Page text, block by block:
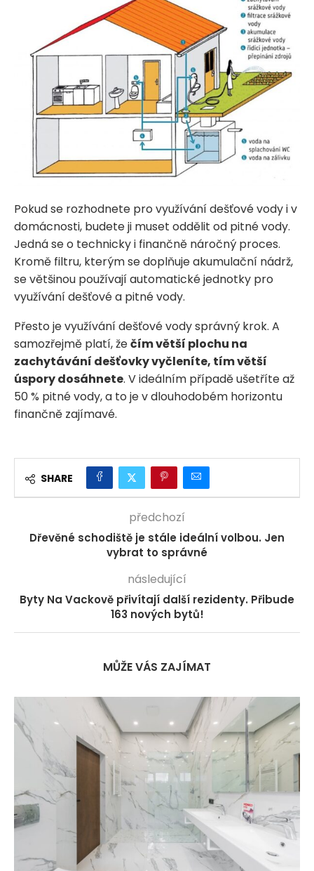
Pokud se rozhodnete pro využívání dešťové vody i v
domácnosti, budete ji muset oddělit od pitné vody.
Jedná se o technicky i finančně náročný proces.
Kromě filtru, kterým se doplňuje akumulační nádrž,
se většinou používají automatické jednotky pro
využívání dešťové a pitné vody.
Přesto je využívání dešťové vody správný krok. A
samozřejmě platí, žečím větší plochu na
zachytávání dešťovky vyčleníte, tím větší
úspory dosáhnete. V ideálním případě ušetříte až
50 % pitné vody, a to je v dlouhodobém horizontu
finančně zajímavé.
SHARE
předchozí
Dřevěné schodiště je stále ideální volbou. Jen
vybrat to správné
následující
Byty Na Vackově přivítají další rezidenty. Přibude
163 nových bytů!
MŮŽE VÁS ZAJÍMAT